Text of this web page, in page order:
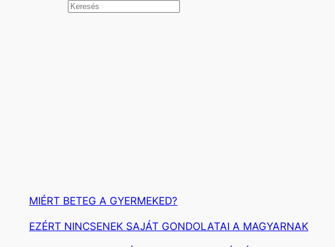
K
MIÉRT BETEG A GYERMEKED?
EZÉRT NINCSENEK SAJÁT GONDOLATAI A MAGYARNAK